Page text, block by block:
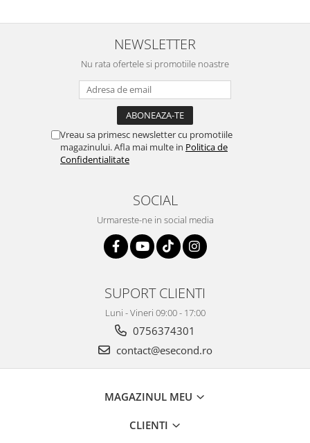
PC, Periferice & Software
Desktop PC & Monitoare
Imprimante, Scanere &
Retelistica & Supraveghere
Servere, Componente & UPS
Audio HI-FI & Profesionale
NEWSLETTER
Nu rata ofertele si promotiile noastre
Vreau sa primesc newsletter cu promotiile
magazinului. Afla mai multe in Politica de
Confidentialitate
SOCIAL
Urmareste-ne in social media
SUPORT CLIENTI
Luni - Vineri 09:00 - 17:00
0756374301
contact@esecond.ro
MAGAZINUL MEU
CLIENTI